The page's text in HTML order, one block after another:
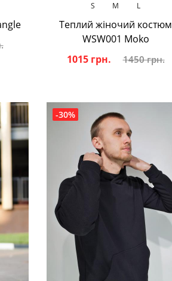
S M L
Теплий жіночий костюм
WSW001 Moko
1015 грн.
1450 грн.
-30%